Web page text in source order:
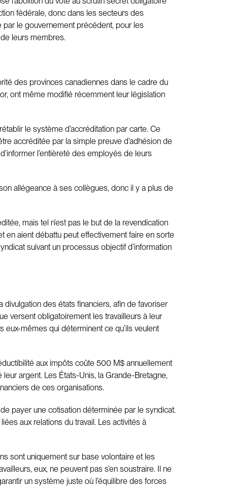
fédérale, donc dans les secteurs des
par le gouvernement précédent, pour les
leurs membres.
des provinces canadiennes dans le cadre du
ont même modifié récemment leur législation
le système d’accréditation par carte. Ce
accréditée par la simple preuve d’adhésion de
l’entièreté des employés de leurs
allégeance à ses collègues, donc il y a plus de
mais tel n’est pas le but de la revendication
en aient débattu peut effectivement faire en sorte
suivant un processus objectif d’information
des états financiers, afin de favoriser
versent obligatoirement les travailleurs à leur
eux-mêmes qui déterminent ce qu’ils veulent
aux impôts coûte 500 M$ annuellement
argent. Les États-Unis, la Grande-Bretagne,
de ces organisations.
payer une cotisation déterminée par le syndicat.
aux relations du travail. Les activités à
sont uniquement sur base volontaire et les
eux, ne peuvent pas s’en soustraire. Il ne
un système juste où l’équilibre des forces